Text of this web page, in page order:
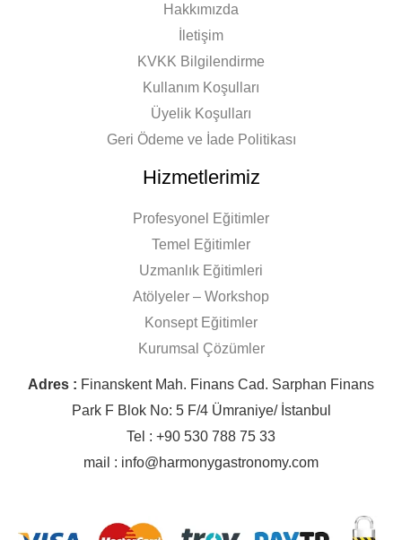
Hakkımızda
İletişim
KVKK Bilgilendirme
Kullanım Koşulları
Üyelik Koşulları
Geri Ödeme ve İade Politikası
Hizmetlerimiz
Profesyonel Eğitimler
Temel Eğitimler
Uzmanlık Eğitimleri
Atölyeler – Workshop
Konsept Eğitimler
Kurumsal Çözümler
Adres : Finanskent Mah. Finans Cad. Sarphan Finans
Park F Blok No: 5 F/4 Ümraniye/ İstanbul
Tel : +90 530 788 75 33
mail : info@harmonygastronomy.com